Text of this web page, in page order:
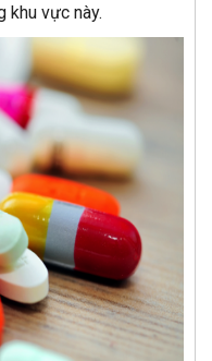
khu vực này.